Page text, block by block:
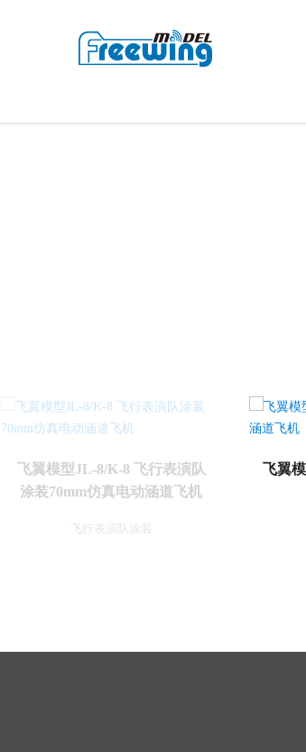
飞翼模型JL-8/K-8 飞行表演队
涂装70mm仿真电动涵道飞机
飞行表演队涂装
飞翼